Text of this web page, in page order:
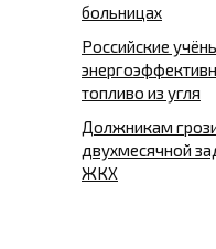
больницах
Российские
топливо из угля
Должникам
двухмесячной
ЖКХ